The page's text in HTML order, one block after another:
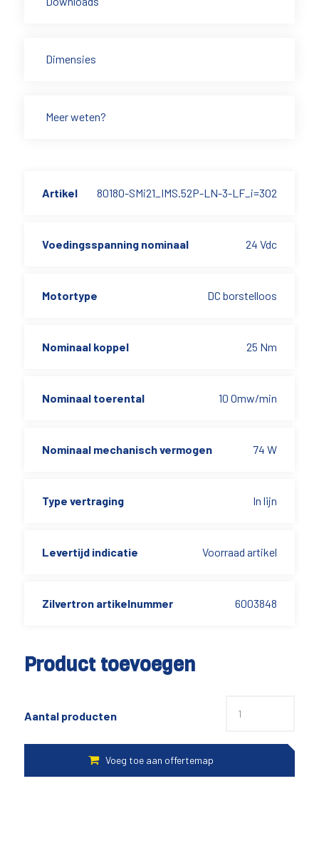
Product toevoegen
Aantal producten
Dimensies
Meer weten?
Artikel 80180-SMi21_IMS.52P-LN-3-LF_i=302
Voedingsspanning nominaal 24 Vdc
Motortype DC borstelloos
Nominaal koppel 25 Nm
Nominaal toerental 10 Omw/min
Nominaal mechanisch vermogen 74 W
Type vertraging In lijn
Levertijd indicatie Voorraad artikel
Zilvertron artikelnummer 6003848